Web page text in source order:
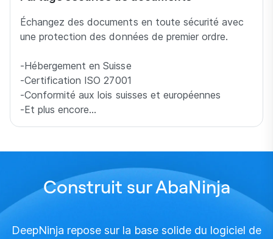
Échangez des documents en toute sécurité avec
une protection des données de premier ordre.
-Hébergement en Suisse
-Certification ISO 27001
-Conformité aux lois suisses et européennes
-Et plus encore…
Construit sur AbaNinja
DeepNinja repose sur la base solide du logiciel de